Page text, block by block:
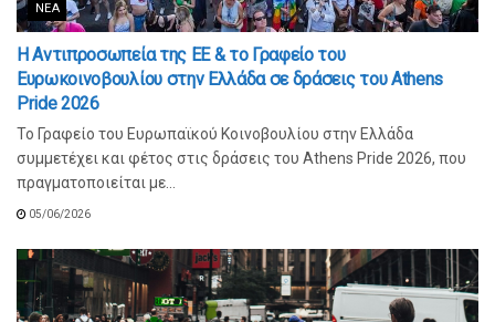
ΝΈΑ
Η Αντιπροσωπεία της ΕΕ & το Γραφείο του
Ευρωκοινοβουλίου στην Ελλάδα σε δράσεις του Athens
Pride 2026
Το Γραφείο του Ευρωπαϊκού Κοινοβουλίου στην Ελλάδα
συμμετέχει και φέτος στις δράσεις του Athens Pride 2026, που
πραγματοποιείται με...
05/06/2026